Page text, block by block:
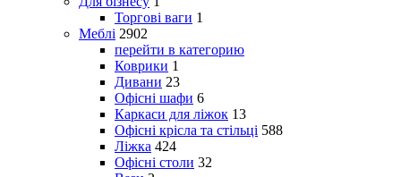
Торгові ваги 1
Меблі 2902
перейти в категорию
Коврики 1
Дивани 23
Офісні шафи 6
Каркаси для ліжок 13
Офісні крісла та стільці 588
Ліжка 424
Офісні столи 32